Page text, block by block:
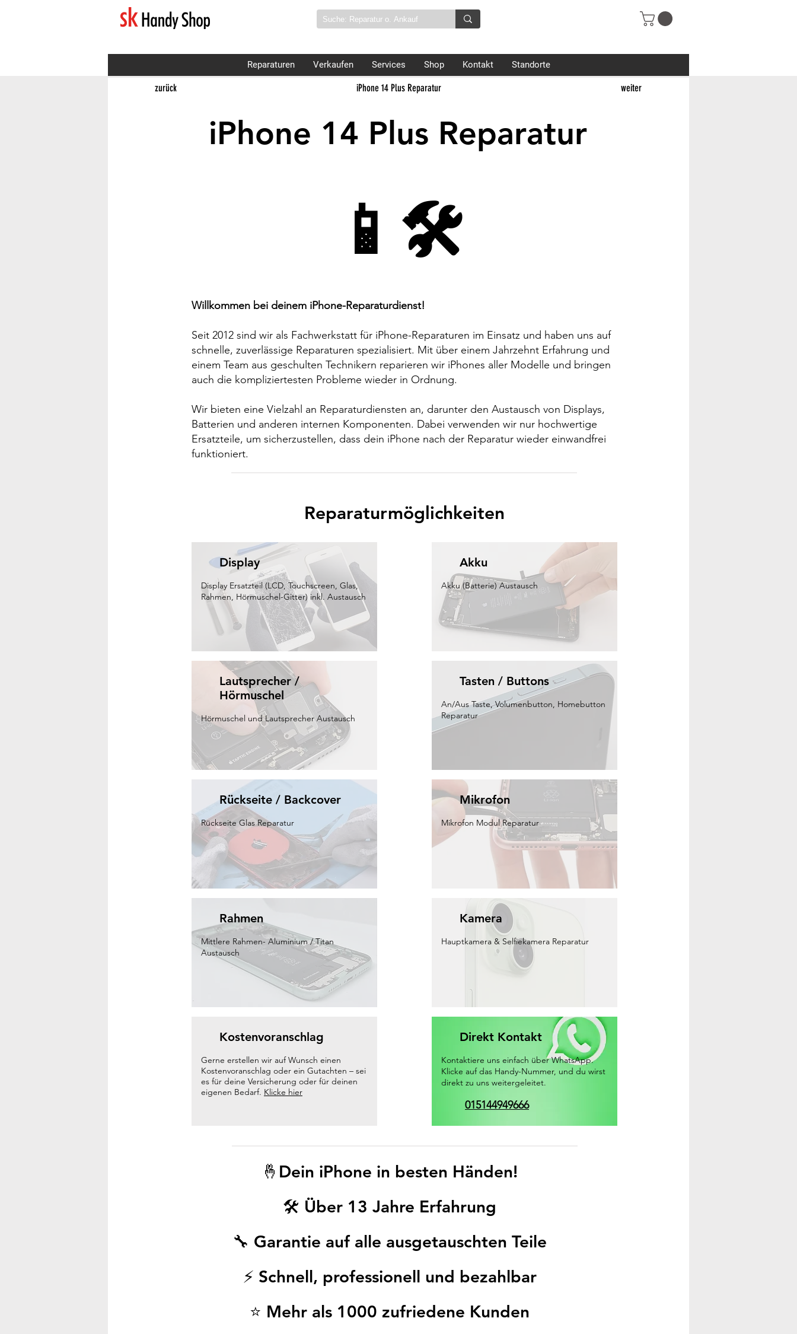
Reparaturen Verkaufen Services Shop Kontakt Standorte
zurück iPhone 14 Plus Reparatur weiter
📱🛠️
Willkommen bei deinem iPhone-Reparaturdienst!
Seit 2012 sind wir als Fachwerkstatt für iPhone-Reparaturen im Einsatz und haben uns auf
schnelle, zuverlässige Reparaturen spezialisiert. Mit über einem Jahrzehnt Erfahrung und
einem Team aus geschulten Technikern reparieren wir iPhones aller Modelle und bringen
auch die kompliziertesten Probleme wieder in Ordnung.
Wir bieten eine Vielzahl an Reparaturdiensten an, darunter den Austausch von Displays,
Batterien und anderen internen Komponenten. Dabei verwenden wir nur hochwertige
Ersatzteile, um sicherzustellen, dass dein iPhone nach der Reparatur wieder einwandfrei
funktioniert.
iPhone 14 Plus Reparatur
Reparaturmöglichkeiten
Display
Display Ersatzteil (LCD, Touchscreen, Glas,
Rahmen, Hörmuschel-Gitter) inkl. Austausch
Lautsprecher /
Hörmuschel
Hörmuschel und Lautsprecher Austausch
Rückseite / Backcover
Rückseite Glas Reparatur
Rahmen
Mittlere Rahmen- Aluminium / Titan
Austausch
Kostenvoranschlag
Gerne erstellen wir auf Wunsch einen
Kostenvoranschlag oder ein Gutachten – sei
es für deine Versicherung oder für deinen
eigenen Bedarf. Klicke hier
Akku
Akku (Batterie) Austausch
Tasten / Buttons
An/Aus Taste, Volumenbutton, Homebutton
Reparatur
Mikrofon
Mikrofon Modul Reparatur
Kamera
Hauptkamera & Selfiekamera Reparatur
Direkt Kontakt
Kontaktiere uns einfach über WhatsApp.
Klicke auf das Handy-Nummer, und du wirst
direkt zu uns weitergeleitet.
015144949666
🤞Dein iPhone in besten Händen!
🛠️ Über 13 Jahre Erfahrung
🔧 Garantie auf alle ausgetauschten Teile
⚡ Schnell, professionell und bezahlbar
⭐ Mehr als 1000 zufriedene Kunden